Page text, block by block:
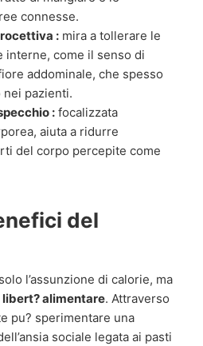
connesse.
: mira a tollerare le
interne, come il senso di
addominale, che spesso
nei pazienti.
: focalizzata
aiuta a ridurre
del corpo percepite come
del
l’assunzione di calorie, ma
libert? alimentare. Attraverso
pu? sperimentare una
sociale legata ai pasti